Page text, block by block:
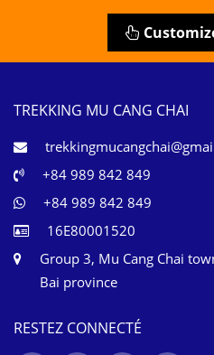
TREKKING MU CANG CHAI
+84 989 842 849
+84 989 842 849
16E80001520
Group 3, Mu Cang Chai
Bai province
RESTEZ CONNECTÉ